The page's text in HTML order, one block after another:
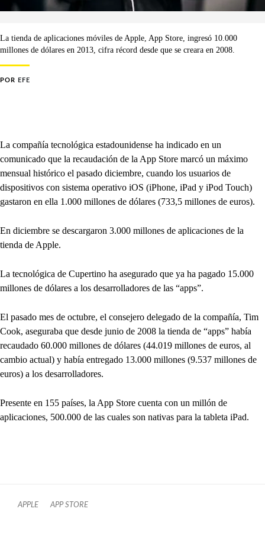
La tienda de aplicaciones móviles de Apple, App Store, ingresó 10.000
millones de dólares en 2013, cifra récord desde que se creara en 2008.
POR EFE
La compañía tecnológica estadounidense ha indicado en un
comunicado que la recaudación de la App Store marcó un máximo
mensual histórico el pasado diciembre, cuando los usuarios de
dispositivos con sistema operativo iOS (iPhone, iPad y iPod Touch)
gastaron en ella 1.000 millones de dólares (733,5 millones de euros).
En diciembre se descargaron 3.000 millones de aplicaciones de la
tienda de Apple.
La tecnológica de Cupertino ha asegurado que ya ha pagado 15.000
millones de dólares a los desarrolladores de las “apps”.
El pasado mes de octubre, el consejero delegado de la compañía, Tim
Cook, aseguraba que desde junio de 2008 la tienda de “apps” había
recaudado 60.000 millones de dólares (44.019 millones de euros, al
cambio actual) y había entregado 13.000 millones (9.537 millones de
euros) a los desarrolladores.
Presente en 155 países, la App Store cuenta con un millón de
aplicaciones, 500.000 de las cuales son nativas para la tableta iPad.
APPLE APP STORE